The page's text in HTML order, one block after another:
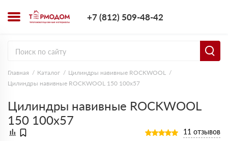
+7 (812) 509-48-42
Главная Каталог
Цилиндры навивные ROCKWOOL
Цилиндры навивные ROCKWOOL 150 100х57
Цилиндры навивные ROCKWOOL
150 100х57
11 отзывов